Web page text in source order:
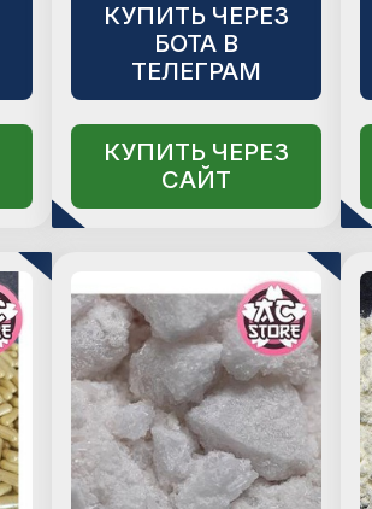
КУПИТЬ ЧЕРЕЗ
БОТА В
ТЕЛЕГРАМ
КУПИТЬ ЧЕРЕЗ
САЙТ